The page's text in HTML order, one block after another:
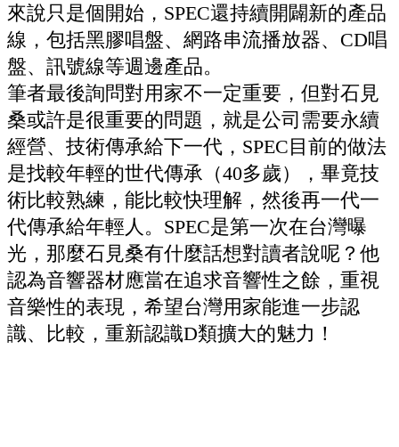
來說只是個開始，SPEC還持續開闢新的產品
線，包括黑膠唱盤、網路串流播放器、CD唱
盤、訊號線等週邊產品。
筆者最後詢問對用家不一定重要，但對石見
桑或許是很重要的問題，就是公司需要永續
經營、技術傳承給下一代，SPEC目前的做法
是找較年輕的世代傳承（40多歲），畢竟技
術比較熟練，能比較快理解，然後再一代一
代傳承給年輕人。SPEC是第一次在台灣曝
光，那麼石見桑有什麼話想對讀者說呢？他
認為音響器材應當在追求音響性之餘，重視
音樂性的表現，希望台灣用家能進一步認
識、比較，重新認識D類擴大的魅力！